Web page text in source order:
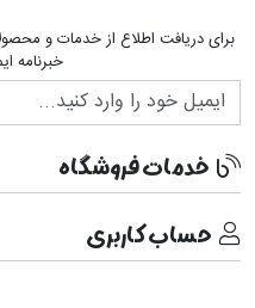
برای دریافت اطلاع از خدمات و
خبرنامه
خدمات فروشگاه
حساب کاربری